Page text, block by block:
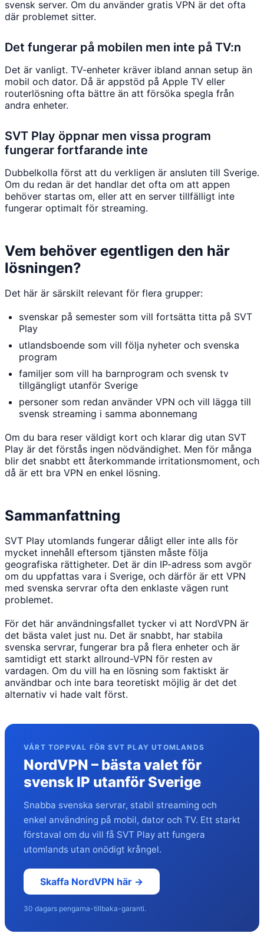
svensk server. Om du använder gratis VPN är det ofta
där problemet sitter.
Det fungerar på mobilen men inte på TV:n
Det är vanligt. TV-enheter kräver ibland annan setup än
mobil och dator. Då är appstöd på Apple TV eller
routerlösning ofta bättre än att försöka spegla från
andra enheter.
SVT Play öppnar men vissa program
fungerar fortfarande inte
Dubbelkolla först att du verkligen är ansluten till Sverige.
Om du redan är det handlar det ofta om att appen
behöver startas om, eller att en server tillfälligt inte
fungerar optimalt för streaming.
Vem behöver egentligen den här
lösningen?
Det här är särskilt relevant för flera grupper:
svenskar på semester som vill fortsätta titta på SVT
Play
utlandsboende som vill följa nyheter och svenska
program
familjer som vill ha barnprogram och svensk tv
tillgängligt utanför Sverige
personer som redan använder VPN och vill lägga till
svensk streaming i samma abonnemang
Om du bara reser väldigt kort och klarar dig utan SVT
Play är det förstås ingen nödvändighet. Men för många
blir det snabbt ett återkommande irritationsmoment, och
då är ett bra VPN en enkel lösning.
Sammanfattning
SVT Play utomlands fungerar dåligt eller inte alls för
mycket innehåll eftersom tjänsten måste följa
geografiska rättigheter. Det är din IP-adress som avgör
om du uppfattas vara i Sverige, och därför är ett VPN
med svenska servrar ofta den enklaste vägen runt
problemet.
För det här användningsfallet tycker vi att NordVPN är
det bästa valet just nu. Det är snabbt, har stabila
svenska servrar, fungerar bra på flera enheter och är
samtidigt ett starkt allround-VPN för resten av
vardagen. Om du vill ha en lösning som faktiskt är
användbar och inte bara teoretiskt möjlig är det det
alternativ vi hade valt först.
VÅRT TOPPVAL FÖR SVT PLAY UTOMLANDS
NordVPN – bästa valet för
svensk IP utanför Sverige
Snabba svenska servrar, stabil streaming och
enkel användning på mobil, dator och TV. Ett starkt
förstaval om du vill få SVT Play att fungera
utomlands utan onödigt krångel.
Skaffa NordVPN här →
30 dagars pengarna-tillbaka-garanti.